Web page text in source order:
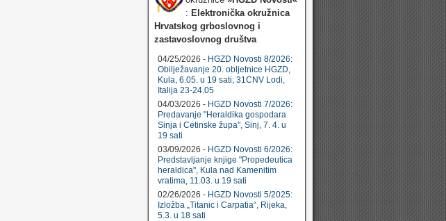
: Elektronička okružnica
Hrvatskog grboslovnog i
zastavoslovnog društva
04/25/2026 - HGZD Novosti 8/2026:
Obilježavanje 20. obljetnice HGZD,
Kula, 6.05. u 19 sati; 31CNV Lodi,
Italija 23-24.05
04/03/2026 - HGZD Novosti 7/2026:
Predavanje "Heraldika gospodara
Sinja i Cetinske župa", Sinj, 7. 4. u
19 sati
03/09/2026 - HGZD Novosti 6/2026:
Predstavljanje knjige "Propedeutica
heraldica", Kula nad Kamenitim
vratima, 11.03. u 19 sati
02/26/2026 - HGZD Novosti 5/2025:
Izložba „Titanic i Carpatia“, Rijeka,
5.3. u 18 sati